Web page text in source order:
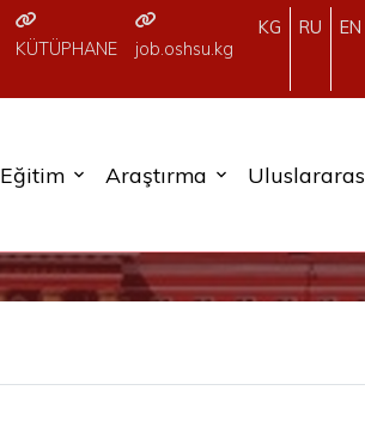
KÜTÜPHANE job.oshsu.kg
KG RU EN
Eğitim Araştırma